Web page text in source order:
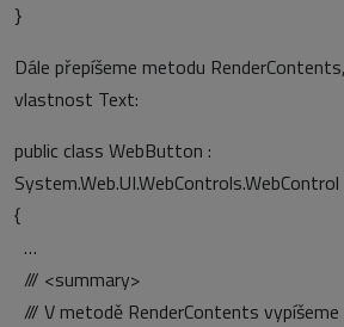
}
Dále přepíšeme metodu
vlastnost Text:
public class WebButton :
System.Web.UI.WebControls.WebControl
{
…
/// <summary>
/// V metodě RenderContents vypíšeme